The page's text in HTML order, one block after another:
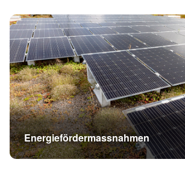
Energiefördermassnahmen